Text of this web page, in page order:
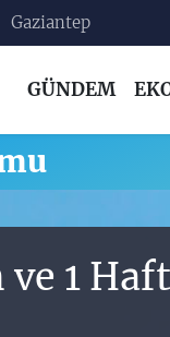
Gaziantep
GÜNDEM
ve 1